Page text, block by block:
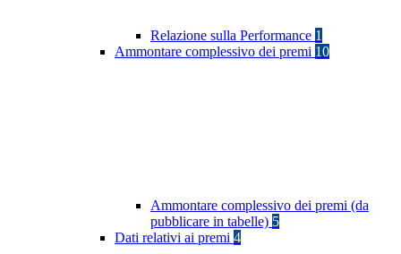
Relazione sulla Performance 1
Ammontare complessivo dei premi 10
Ammontare complessivo dei premi (da
pubblicare in tabelle) 5
Dati relativi ai premi 4